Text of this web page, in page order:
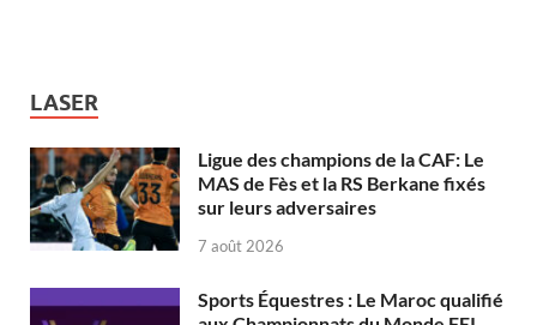
LASER
Ligue des champions de la CAF: Le
MAS de Fès et la RS Berkane fixés
sur leurs adversaires
7 août 2026
Sports Équestres : Le Maroc qualifié